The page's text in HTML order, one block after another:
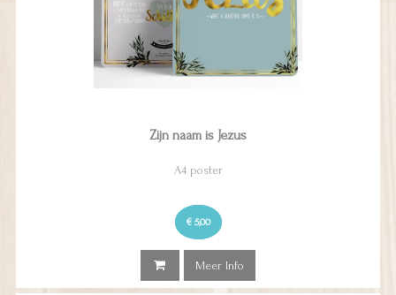
Zijn naam is Jezus
A4 poster
€ 5,00
Meer Info